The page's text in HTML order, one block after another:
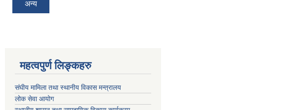
अन्य
महत्वपुर्ण लिङ्कहरु
संघीय मामिला तथा स्थानीय विकास मन्त्रालय
लोक सेवा आयोग